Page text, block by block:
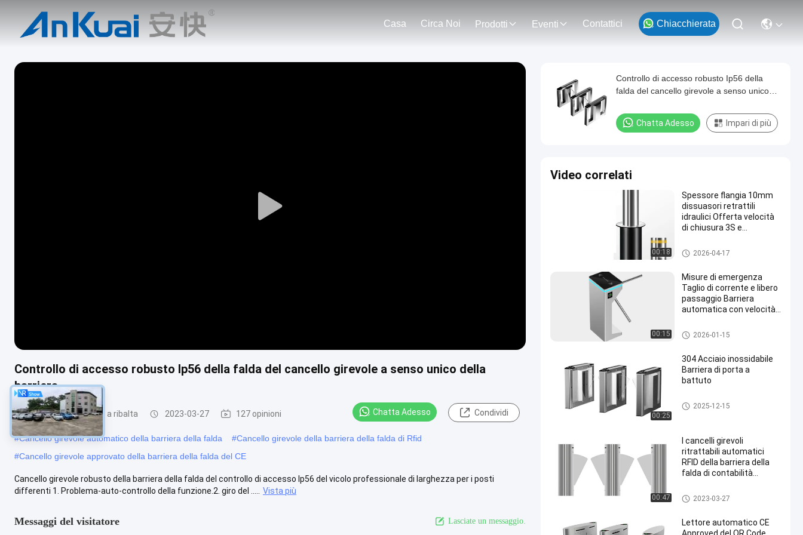
Casa Circa Noi Prodotti Eventi Contattici Chiacchierata
Play
Controllo di accesso robusto Ip56 della falda del cancello girevole a senso unico della
barriera
Tornello con barriera a ribalta 2023-03-27 127 opinioni Chatta Adesso Condividi
#Cancello girevole automatico della barriera della falda #Cancello girevole della barriera della falda di Rfid
#Cancello girevole approvato della barriera della falda del CE
Cancello girevole robusto della barriera della falda del controllo di accesso Ip56 del vicolo professionale di larghezza per i posti
differenti 1. Problema-auto-controllo della funzione.2. giro del .....
Vista più
Messaggi del visitatore Lasciate un messaggio.
Controllo di accesso robusto Ip56 della
falda del cancello girevole a senso unico
Chatta Adesso Impari di più
Video correlati
00:18
Spessore flangia 10mm
dissuasori retrattili
idraulici Offerta velocità
di chiusura 3S e
1105mm Progettati per il
controllo veicolare
Bitte ritrattabili idrauliche
2026-04-17
00:15
Misure di emergenza
Taglio di corrente e libero
passaggio Barriera
automatica con velocità
persone al minuto
Tornello con barriera a ribalta
2026-01-15
00:25
304 Acciaio inossidabile
Barriera di porta a
battuto
Tornello con barriera a ribalta
2025-12-15
00:47
I cancelli girevoli
ritrattabili automatici
RFID della barriera della
falda di contabilità
CE pedonale del controllo
di accesso hanno
Tornello con barriera a ribalta
2023-03-27
Lettore automatico CE